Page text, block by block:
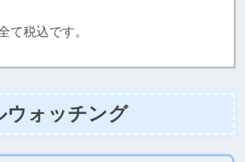
て税込です。
ウォッチング